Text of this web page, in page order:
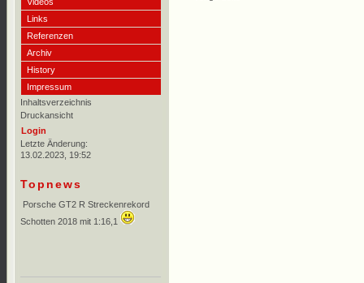
Links
Referenzen
Archiv
History
Impressum
Inhaltsverzeichnis
Druckansicht
Login
Letzte Änderung:
13.02.2023, 19:52
Topnews
Porsche GT2 R Streckenrekord
Schotten 2018 mit 1:16,1